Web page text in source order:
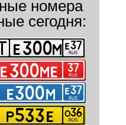
номера
сегодня: